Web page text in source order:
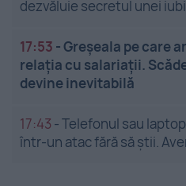
dezvăluie secretul unei
17:53 -Greșeala pe care
relația cu salariații.
devine inevitabilă
17:43 -Telefonul sau
într-un atac fără să știi.